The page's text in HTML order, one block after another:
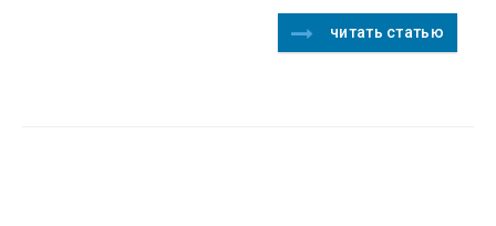
читать статью